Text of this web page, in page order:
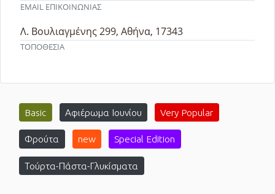
EMAIL ΕΠΙΚΟΙΝΩΝΙΑΣ
ΤΟΠΟΘΕΣΙΑ
Λ. Βουλιαγμένης 299, Αθήνα, 17343
Basic Αφιέρωμα Ιουνίου Very Popular
Φρούτα new Special Edition
Τούρτα-Πάστα-Γλυκίσματα